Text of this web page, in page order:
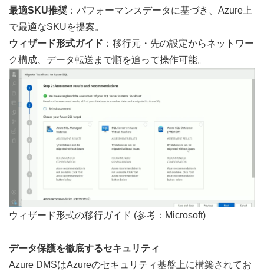
最適SKU推奨 ：パフォーマンスデータに基づき、Azure上
で最適なSKUを提案。
ウィザード形式ガイド ：移行元・先の設定からネットワー
ク構成、データ転送まで順を追って操作可能。
ウィザード形式の移行ガイド (参考： Microsoft)
データ保護を徹底するセキュリティ
Azure DMSはAzureのセキュリティ基盤上に構築されてお